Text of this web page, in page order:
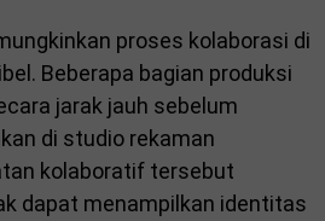
proses kolaborasi di
Beberapa bagian produksi
jarak jauh sebelum
di studio rekaman
kolaboratif tersebut
dapat menampilkan identitas